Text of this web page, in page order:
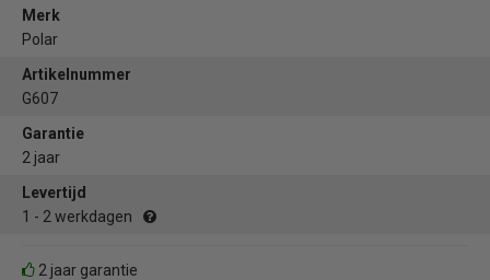
Merk
Polar
Artikelnummer
G607
Garantie
2 jaar
Levertijd
1 - 2 werkdagen
2 jaar garantie